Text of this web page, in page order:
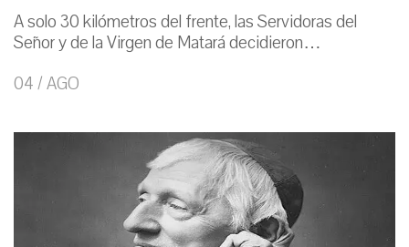
A solo 30 kilómetros del frente, las Servidoras del
Señor y de la Virgen de Matará decidieron…
04 / AGO